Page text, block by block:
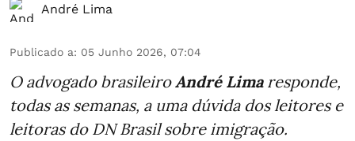
André Lima
Publicado a: 05 Junho 2026, 07:04
O advogado brasileiroAndré Limaresponde,
todas as semanas, a uma dúvida dos leitores e
leitoras do DN Brasil sobre imigração.